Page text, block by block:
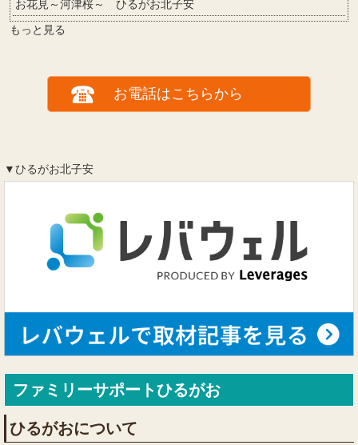
お花見～河津桜～ ひるがお北子安
もっと見る
お電話はこちらから
▼ひるがお北子安
ファミリーサポートひるがお
ひるがおについて